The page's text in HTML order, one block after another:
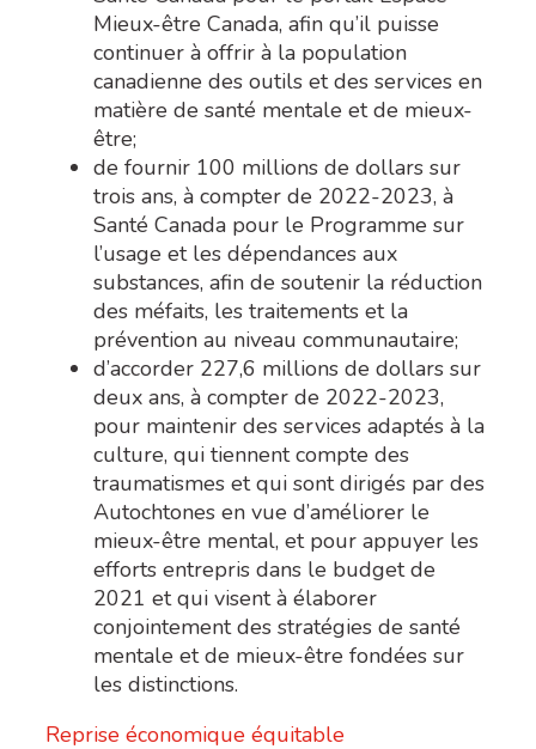
Mieux-être Canada, afin qu’il puisse
continuer à offrir à la population
canadienne des outils et des services en
matière de santé mentale et de mieux-
être;
de fournir 100 millions de dollars sur
trois ans, à compter de 2022-2023, à
Santé Canada pour le Programme sur
l’usage et les dépendances aux
substances, afin de soutenir la réduction
des méfaits, les traitements et la
prévention au niveau communautaire;
d’accorder 227,6 millions de dollars sur
deux ans, à compter de 2022-2023,
pour maintenir des services adaptés à la
culture, qui tiennent compte des
traumatismes et qui sont dirigés par des
Autochtones en vue d’améliorer le
mieux-être mental, et pour appuyer les
efforts entrepris dans le budget de
2021 et qui visent à élaborer
conjointement des stratégies de santé
mentale et de mieux-être fondées sur
les distinctions.
Reprise économique équitable